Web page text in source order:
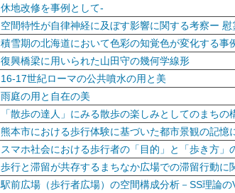
休地改修を事例として-
空間特性が自律神経に及ぼす影響に関する考察ー
積雪期の北海道において色彩の知覚色が変化する
復興橋梁に用いられた山田守の幾何学線形
16-17世紀ローマの公共噴水の用と美
雨庭の用と自在の美
「散歩の達人」にみる散歩の楽しみとしてのまち
熊本市における歩行体験に基づいた都市景観の記憶
スマホ社会における歩行者の「目的」と「歩き方」
歩行と滞留が共存するまちなか広場での滞留行動に
駅前広場（歩行者広場）の空間構成分析－SS理論